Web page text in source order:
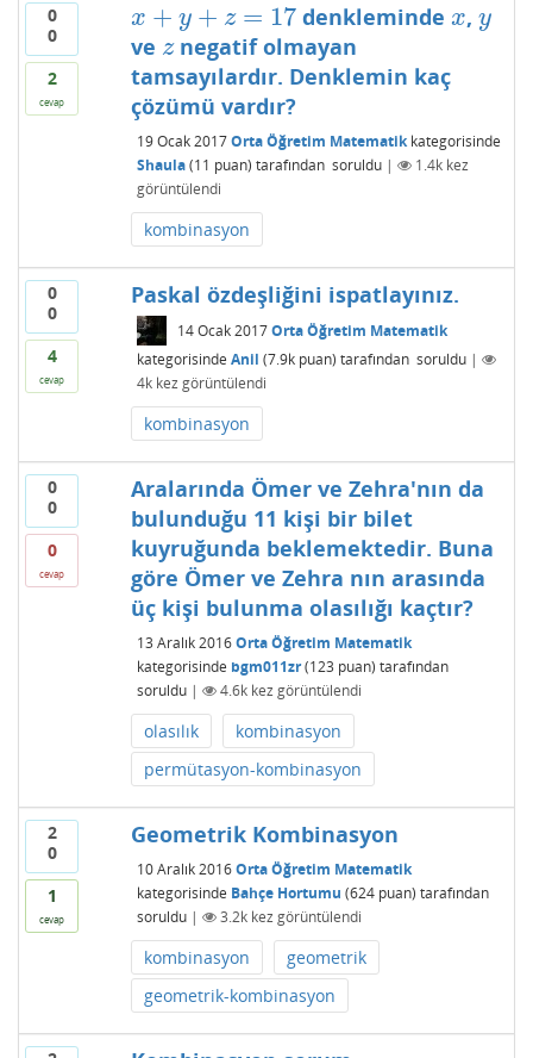
0
0
2
cevap
x + y + z = 17
x+ y+ z= 17 denklemindex
x ,y
y
ve z
znegatif olmayan
tamsayılardır. Denklemin kaç
çözümü vardır?
19 Ocak 2017 Orta Öğretim Matematikkategorisinde
Shaula (11 puan) tarafından soruldu | 1.4kkez
görüntülendi
kombinasyon
0
0
4
cevap
Paskal özdeşliğini ispatlayınız.
14 Ocak 2017 Orta Öğretim Matematik
kategorisinde Anil (7.9kpuan) tarafından soruldu |
4kkez görüntülendi
kombinasyon
0
0
0
cevap
Aralarında Ömer ve Zehra'nın da
bulunduğu 11 kişi bir bilet
kuyruğunda beklemektedir. Buna
göre Ömer ve Zehra nın arasında
üç kişi bulunma olasılığı kaçtır?
13 Aralık 2016 Orta Öğretim Matematik
kategorisinde bgm011zr (123 puan) tarafından
soruldu | 4.6kkez görüntülendi
olasılık
kombinasyon
permütasyon-kombinasyon
2
0
1
cevap
Geometrik Kombinasyon
10 Aralık 2016 Orta Öğretim Matematik
kategorisinde Bahçe Hortumu (624puan) tarafından
soruldu | 3.2kkez görüntülendi
kombinasyon
geometrik
geometrik-kombinasyon